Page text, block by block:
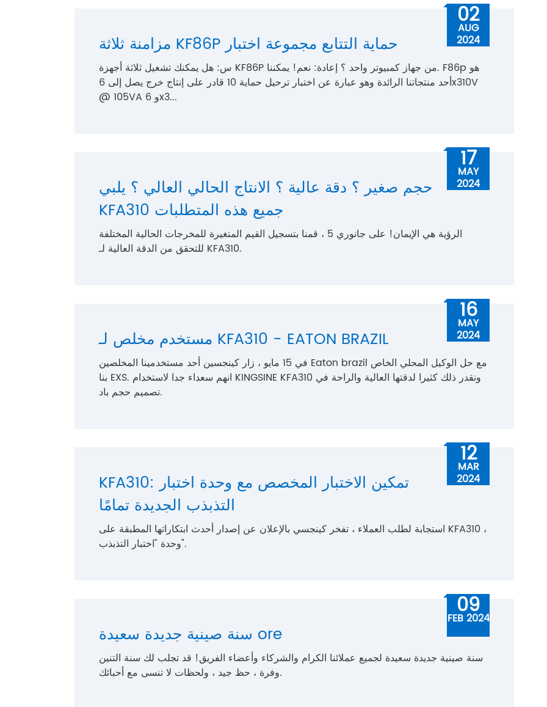
مزامنة ثلاثة KF86P حماية التتابع مجموعة اختبار
س: هل يمكنك تشغيل ثلاثة أجهزة KF86P من جهاز كمبيوتر واحد ؟ إعادة: نعم! يمكننا. F86p هو
أحد منتجاتنا الرائدة وهو عبارة عن اختبار ترحيل حماية 10 قادر على إنتاج خرج يصل إلى 6x310V
@ 105VA و 6x3...
02
AUG
2024
حجم صغير ؟ دقة عالية ؟ الانتاج الحالي العالي ؟ يلبي
KFA310 جميع هذه المتطلبات
الرؤية هي الإيمان! على جانوري 5 ، قمنا بتسجيل القيم المتغيرة للمخرجات الحالية المختلفة
للتحقق من الدقة العالية لـ KFA310.
17
MAY
2024
مستخدم مخلص لـ KFA310 - EATON BRAZIL
في 15 مايو ، زار كينجسين أحد مستخدمينا المخلصين Eaton brazil مع حل الوكيل المحلي الخاص
بنا EXS. انهم سعداء جدا لاستخدام KINGSINE KFA310 ونقدر ذلك كثيرا لدقتها العالية والراحة في
تصميم حجم باد.
16
MAY
2024
KFA310: تمكين الاختبار المخصص مع وحدة اختبار
التذبذب الجديدة تمامًا
استجابة لطلب العملاء ، تفخر كينجسي بالإعلان عن إصدار أحدث ابتكاراتها المطبقة على KFA310 ،
وحدة "اختبار التذبذب".
12
MAR
2024
سنة صينية جديدة سعيدة ore
سنة صينية جديدة سعيدة لجميع عملائنا الكرام والشركاء وأعضاء الفريق! قد تجلب لك سنة التنين
وفرة ، حظ جيد ، ولحظات لا تنسى مع أحبائك.
09
FEB 2024